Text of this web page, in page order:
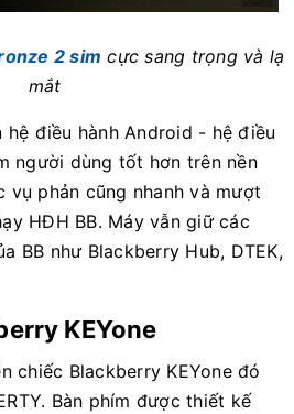
2 sim cực sang trọng và lạ
mắt
điều hành Android - hệ điều
người dùng tốt hơn trên nền
vụ phản cũng nhanh và mượt
HĐH BB. Máy vẫn giữ các
BB như Blackberry Hub, DTEK,
KEYone
chiếc Blackberry KEYone đó
Bàn phím được thiết kế